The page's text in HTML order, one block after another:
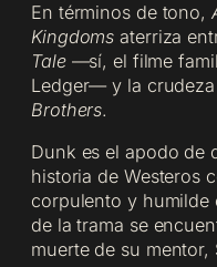
En términos de tono,
Kingdoms aterriza
Tale—sí, el filme
Ledger— y la
Brothers.
Dunk es el apodo de
historia de Westeros
corpulento y humilde
de la trama se
muerte de su mentor,